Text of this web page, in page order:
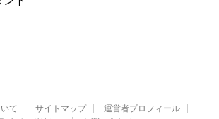
て サイトマップ
運営者プロフィール